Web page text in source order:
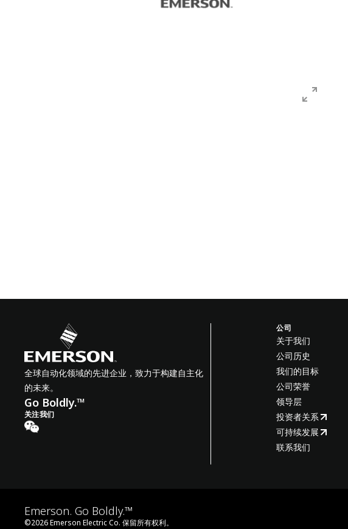
全球自动化领域的先进企业，致力于构建自主化
的未来。
Go Boldly.™
关注我们
公司
关于我们
公司历史
我们的目标
公司荣誉
领导层
投资者关系
可持续发展
联系我们
Emerson. Go Boldly.™
©2026Emerson Electric Co. 保留所有权利。